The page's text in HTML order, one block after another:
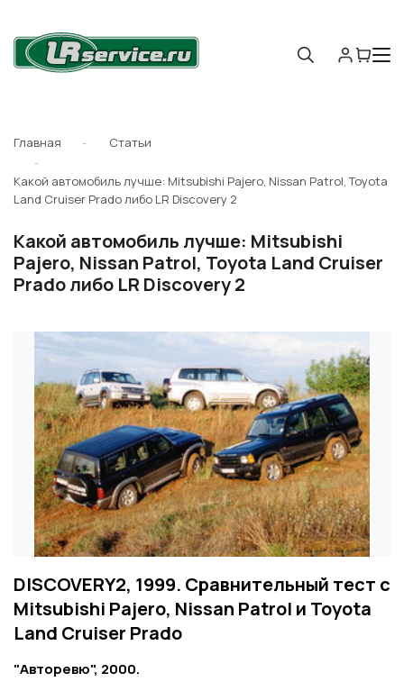
Главная Статьи
Какой автомобиль лучше: Mitsubishi Pajero, Nissan Patrol, Toyota
Land Cruiser Prado либо LR Discovery 2
Какой автомобиль лучше: Mitsubishi
Pajero, Nissan Patrol, Toyota Land Cruiser
Prado либо LR Discovery 2
DISCOVERY2, 1999. Сравнительный тест с
Mitsubishi Pajero, Nissan Patrol и Toyota
Land Cruiser Prado
"Авторевю", 2000.